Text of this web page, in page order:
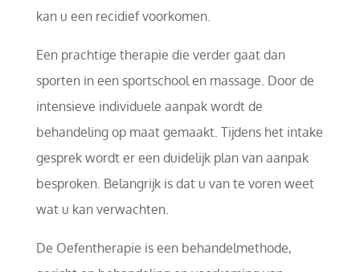
kan u een recidief voorkomen.
Een prachtige therapie die verder gaat dan
sporten in een sportschool en massage. Door de
intensieve individuele aanpak wordt de
behandeling op maat gemaakt. Tijdens het intake
gesprek wordt er een duidelijk plan van aanpak
besproken. Belangrijk is dat u van te voren weet
wat u kan verwachten.
De Oefentherapie is een behandelmethode,